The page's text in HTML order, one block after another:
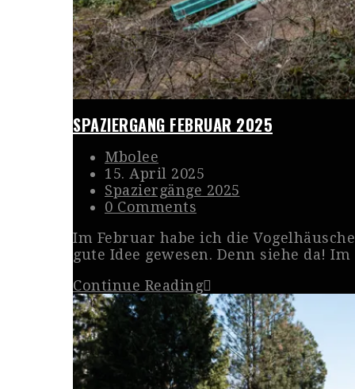
SPAZIERGANG FEBRUAR 2025
Mbolee
15. April 2025
Spaziergänge 2025
0 Comments
Im Februar habe ich die
gute Idee gewesen. Denn siehe da!
Continue Reading